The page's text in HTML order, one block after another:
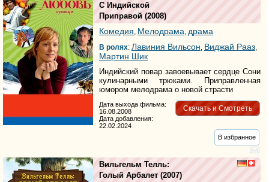
С Индийской
Приправой (2008)
Комедия, Мелодрама, драма
В ролях: Лавиния Вильсон, Виджай Рааз,
Мартин Шик
Индийский повар завоевывает сердце Сони
кулинарными трюками. Приправленная
юмором мелодрама о новой страсти
Скачать и Смотреть
Дата выхода фильма:
16.08.2008
Дата добавления:
22.02.2024
В избранное
Вильгельм Телль:
Голый Арбалет (2007)